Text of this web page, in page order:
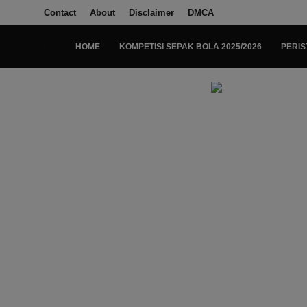
Contact About Disclaimer DMCA
HOME KOMPETISI SEPAK BOLA 2025/2026